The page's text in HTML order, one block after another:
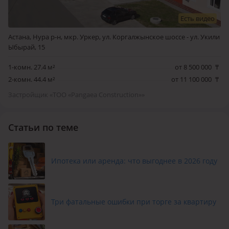
Есть видео
Астана, Нура р-н, мкр. Уркер, ул. Коргалжынское шоссе - ул. Укили
Ыбырай, 15
1-комн. 27.4 м² от 8 500 000 ₸
2-комн. 44.4 м²
от 11 100 000 ₸
Статьи по теме
Ипотека или аренда: что выгоднее в 2026 году
Три фатальные ошибки при торге за квартиру